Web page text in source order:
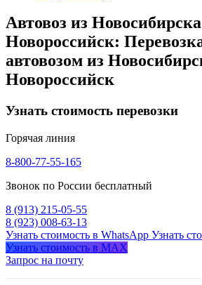
Автовоз из
Новороссийск:
автовозом из
Новороссийск
Узнать стоимость перевозки
Горячая линия
8-800-77-55-165
Звонок по России бесплатный
8 (913) 215-05-55
8 (923) 008-63-13
Узнать стоимость в WhatsApp Узнать
Узнать стоимость в MAX
Запрос на почту